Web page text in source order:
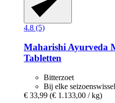
4.8 (5)
Maharishi Ayurveda
Tabletten
Bitterzoet
Bij elke
€ 33,99 (€ 1.133,00 / kg)